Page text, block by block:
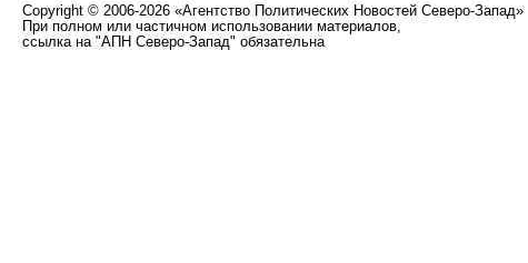
Copyright © 2006-2026 «Агентство Политических Новостей Северо-Запад»
При полном или частичном использовании материалов,
ссылка на "АПН Северо-Запад" обязательна